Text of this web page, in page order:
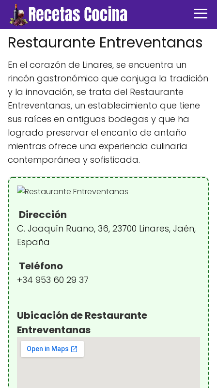
Restaurante Entreventanas
En el corazón de Linares, se encuentra un
rincón gastronómico que conjuga la tradición
y la innovación, se trata del Restaurante
Entreventanas, un establecimiento que tiene
sus raíces en antiguas bodegas y que ha
logrado preservar el encanto de antaño
mientras ofrece una experiencia culinaria
contemporánea y sofisticada.
Dirección
C. Joaquín Ruano, 36, 23700 Linares, Jaén,
España
Teléfono
+34 953 60 29 37
Ubicación de Restaurante
Entreventanas